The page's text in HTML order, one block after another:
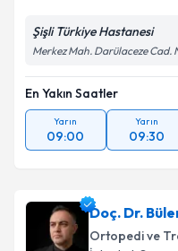
Kişisel
Metni'ni
kapsamda
Şişli Türkiye Hastanesi
Merkez Mah. Darülaceze Cad.
En Yakın Saatler
Yarın
09:00
Yarın
09:30
Doç. Dr.
Ortopedi ve